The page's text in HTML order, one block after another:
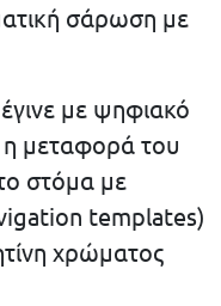
σάρωση με
με ψηφιακό
η μεταφορά του
στόμα με
templates)
χρώματος